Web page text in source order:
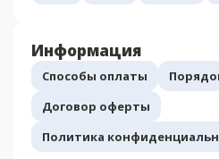
Информация
Способы оплаты
Договор оферты
Политика